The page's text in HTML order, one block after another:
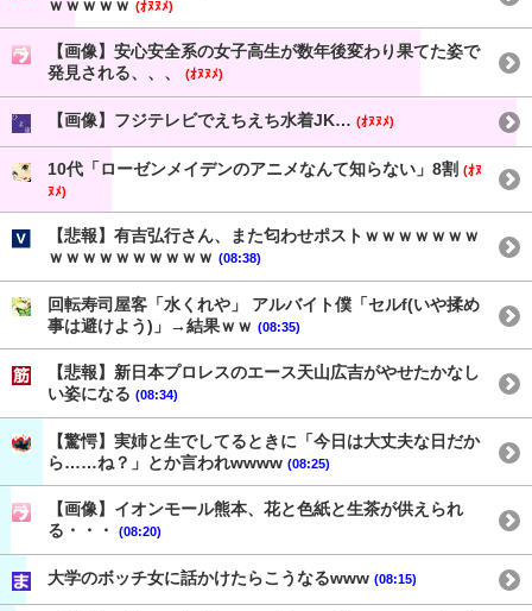
ｗｗｗｗｗ (ｵﾇﾇﾒ)
【画像】安心安全系の女子高生が数年後変わり果てた姿で
発見される、、、
(ｵﾇﾇﾒ)
【画像】フジテレビでえちえち水着JK… (ｵﾇﾇﾒ)
10代「ローゼンメイデンのアニメなんて知らない」8割 (ｵﾇ
ﾇﾒ)
【悲報】有吉弘行さん、また匂わせポストｗｗｗｗｗｗｗ
ｗｗｗｗｗｗｗｗｗｗ (08:38)
回転寿司屋客「水くれや」 アルバイト僕「セルf(いや揉め
事は避けよう)」→結果ｗｗ (08:35)
【悲報】新日本プロレスのエース天山広吉がやせたかなし
い姿になる (08:34)
【驚愕】実姉と生でしてるときに「今日は大丈夫な日だか
ら……ね？」とか言われwwww (08:25)
【画像】イオンモール熊本、花と色紙と生茶が供えられ
る・・・
(08:20)
大学のボッチ女に話かけたらこうなるwww (08:15)